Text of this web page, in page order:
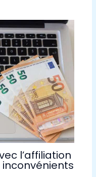
l’affiliation